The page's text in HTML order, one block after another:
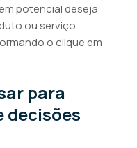
potencial deseja
ou serviço
o clique em
para
decisões